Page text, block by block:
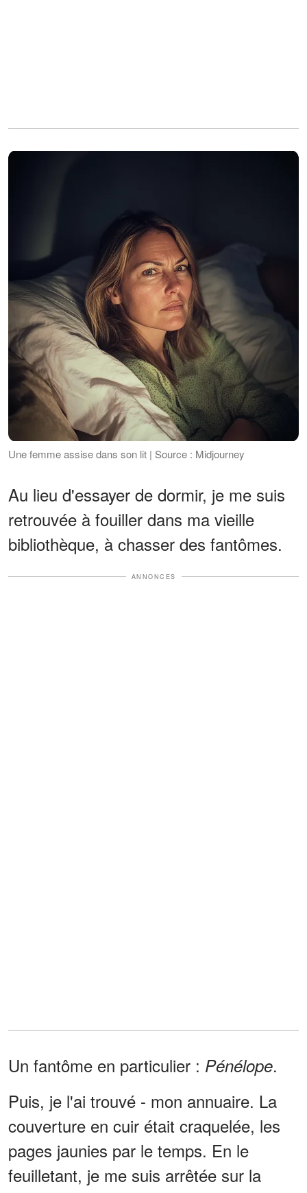
Une femme assise dans son lit | Source : Midjourney
Au lieu d'essayer de dormir, je me suis
retrouvée à fouiller dans ma vieille
bibliothèque, à chasser des fantômes.
ANNONCES
Un fantôme en particulier : Pénélope.
Puis, je l'ai trouvé - mon annuaire. La
couverture en cuir était craquelée, les
pages jaunies par le temps. En le
feuilletant, je me suis arrêtée sur la